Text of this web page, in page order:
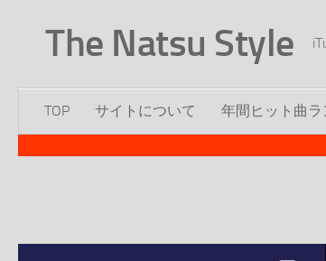
The Natsu Style
TOP サイトについて 年間ヒット曲